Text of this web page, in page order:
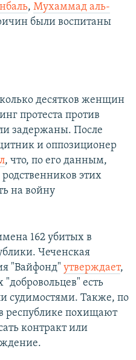
, Мухаммад аль-
были воспитаны
десятков женщин
протеста против
задержаны. После
и оппозиционер
, что, по его данным,
этих
на войну
162 убитых в
Чеченская
"Вайфонд" утверждает,
есть
судимостями. Также, по
республике похищают
контракт или